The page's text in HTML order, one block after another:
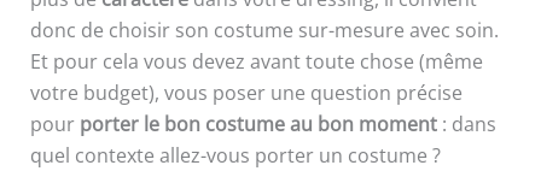
donc de choisir son costume sur-mesure avec soin.
Et pour cela vous devez avant toute chose (même
votre budget), vous poser une question précise
pour porter le bon costume au bon moment: dans
quel contexte allez-vous porter un costume ?